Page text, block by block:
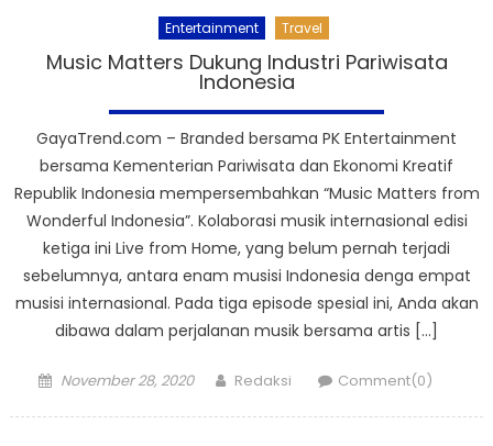
Entertainment Travel
Music Matters Dukung Industri Pariwisata
Indonesia
GayaTrend.com – Branded bersama PK Entertainment
bersama Kementerian Pariwisata dan Ekonomi Kreatif
Republik Indonesia mempersembahkan “Music Matters from
Wonderful Indonesia”. Kolaborasi musik internasional edisi
ketiga ini Live from Home, yang belum pernah terjadi
sebelumnya, antara enam musisi Indonesia denga empat
musisi internasional. Pada tiga episode spesial ini, Anda akan
dibawa dalam perjalanan musik bersama artis […]
Posted
November 28, 2020 Author
Redaksi Comment(0)